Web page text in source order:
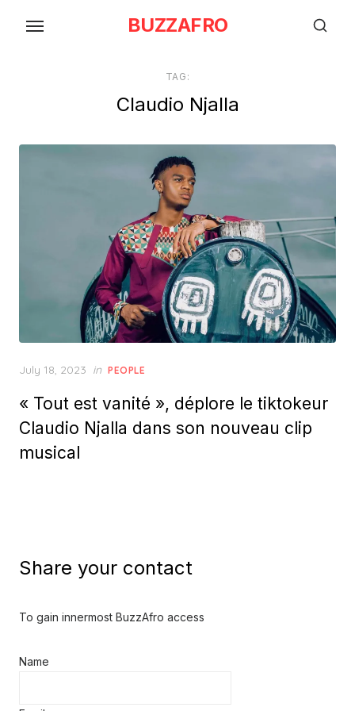
BUZZAFRO
TAG:
Claudio Njalla
Posted
July 18, 2023 in PEOPLE
« Tout est vanité », déplore le tiktokeur
Claudio Njalla dans son nouveau clip
musical
Share your contact
To gain innermost BuzzAfro access
Name